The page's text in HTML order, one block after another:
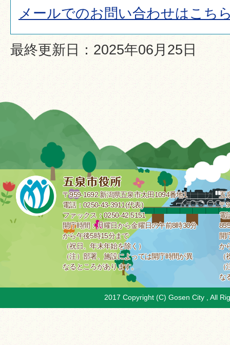
メールでのお問い合わせはこち
最終更新日：2025年06月25日
〒959-1692 新潟県五泉市太田1094番地1
電話：0250-43-3911(代表)
ファックス：0250-42-5151
開庁時間：月曜日から金曜日の午前8時30分
から午後5時15分まで
（祝日、年末年始を除く）
（注）部署、施設によっては開庁時間が異
なるところがあります。
五
〒
電
開
か
な
2017 Copyright (C) Gosen City , All